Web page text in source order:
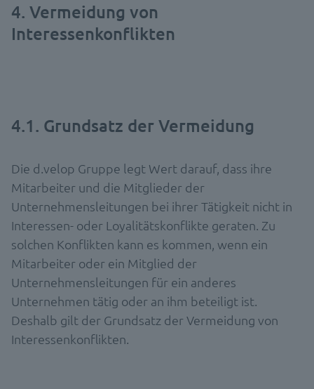
4. Vermeidung von
Interessenkonflikten
4.1. Grundsatz der Vermeidung
Die d.velop Gruppe legt Wert darauf, dass ihre
Mitarbeiter und die Mitglieder der
Unternehmensleitungen bei ihrer Tätigkeit nicht in
Interessen- oder Loyalitätskonflikte geraten. Zu
solchen Konflikten kann es kommen, wenn ein
Mitarbeiter oder ein Mitglied der
Unternehmensleitungen für ein anderes
Unternehmen tätig oder an ihm beteiligt ist.
Deshalb gilt der Grundsatz der Vermeidung von
Interessenkonflikten.